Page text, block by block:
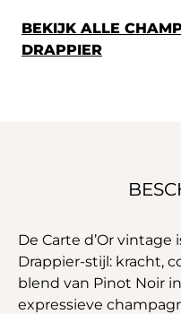
BEKIJK ALLE
DRAPPIER
De Carte d’Or
Drappier-stijl: kracht,
blend van Pinot Noir
expressieve